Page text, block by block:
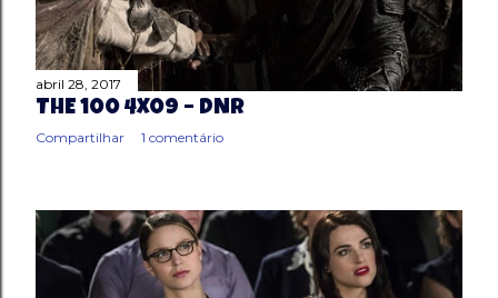
abril 28, 2017
THE 100 4X09 – DNR
Compartilhar 1 comentário